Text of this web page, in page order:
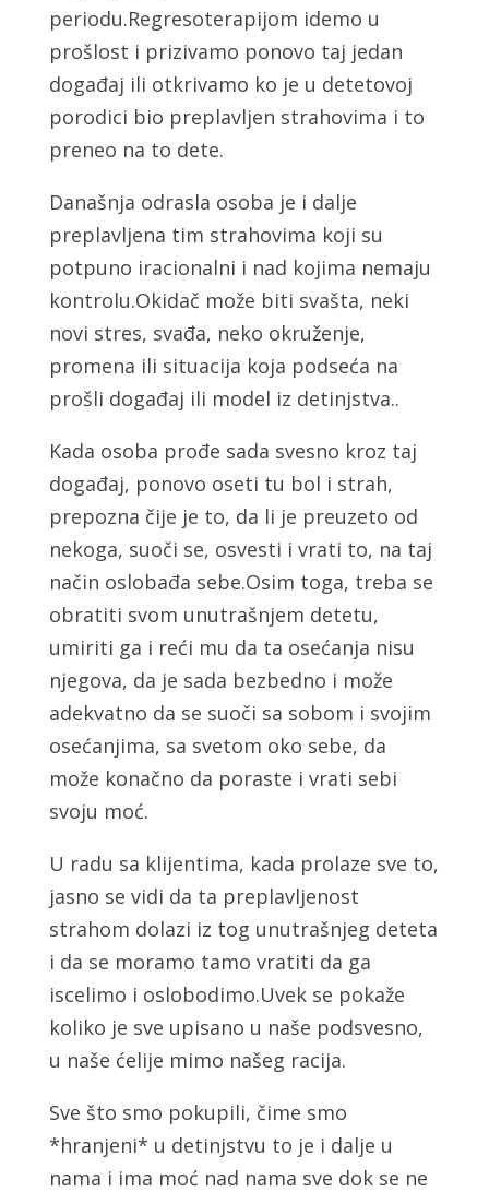
periodu.Regresoterapijom idemo u
prošlost i prizivamo ponovo taj jedan
događaj ili otkrivamo ko je u detetovoj
porodici bio preplavljen strahovima i to
preneo na to dete.
Današnja odrasla osoba je i dalje
preplavljena tim strahovima koji su
potpuno iracionalni i nad kojima nemaju
kontrolu.Okidač može biti svašta, neki
novi stres, svađa, neko okruženje,
promena ili situacija koja podseća na
prošli događaj ili model iz detinjstva..
Kada osoba prođe sada svesno kroz taj
događaj, ponovo oseti tu bol i strah,
prepozna čije je to, da li je preuzeto od
nekoga, suoči se, osvesti i vrati to, na taj
način oslobađa sebe.Osim toga, treba se
obratiti svom unutrašnjem detetu,
umiriti ga i reći mu da ta osećanja nisu
njegova, da je sada bezbedno i može
adekvatno da se suoči sa sobom i svojim
osećanjima, sa svetom oko sebe, da
može konačno da poraste i vrati sebi
svoju moć.
U radu sa klijentima, kada prolaze sve to,
jasno se vidi da ta preplavljenost
strahom dolazi iz tog unutrašnjeg deteta
i da se moramo tamo vratiti da ga
iscelimo i oslobodimo.Uvek se pokaže
koliko je sve upisano u naše podsvesno,
u naše ćelije mimo našeg racija.
Sve što smo pokupili, čime smo
*hranjeni* u detinjstvu to je i dalje u
nama i ima moć nad nama sve dok se ne